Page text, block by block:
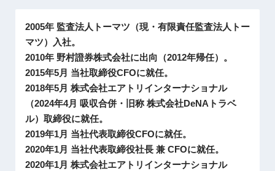
2005年 監査法人トーマツ（現・有限責任監査法人トー
マツ）入社。
2010年 野村證券株式会社に出向（2012年帰任）。
2015年5月 当社取締役CFOに就任。
2018年5月 株式会社エアトリインターナショナル
（2024年4月 吸収合併・旧称 株式会社DeNAトラベ
ル）取締役に就任。
2019年1月 当社代表取締役CFOに就任。
2020年1月 当社代表取締役社長 兼 CFOに就任。
2020年1月 株式会社エアトリインターナショナル